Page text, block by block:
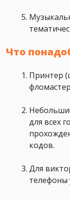
Что
Принтер
для всех
кодов.
Для
телефоны